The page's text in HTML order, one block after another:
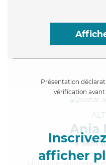
Présentation
vérification
afficher
Ania
à 5km